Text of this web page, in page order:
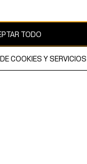
TODO
COOKIES Y SERVICIOS